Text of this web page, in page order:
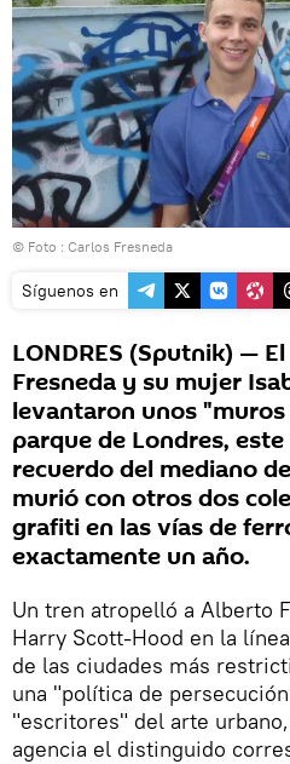
© Foto : Carlos Fresneda
Síguenos en
LONDRES (Sputnik) —
Fresneda y su mujer
levantaron unos "muros
parque de Londres,
recuerdo del mediano
murió con otros dos
grafiti en las vías de
exactamente un año.
Un tren atropelló a Alberto
Harry Scott-Hood en la
de las ciudades más
una "política de
"escritores" del arte
agencia el distinguido